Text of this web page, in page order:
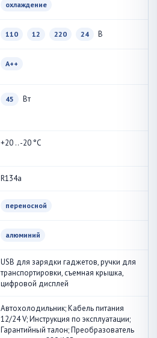
охлаждение
110 12 220 24 В
A++
45 Вт
+20 .. -20 °С
R134a
переносной
алюминий
USB для зарядки гаджетов, ручки для
транспортировки, съемная крышка,
цифровой дисплей
Автохолодильник; Кабель питания
12/24 V; Инструкция по эксплуатации;
Гарантийный талон; Преобразователь